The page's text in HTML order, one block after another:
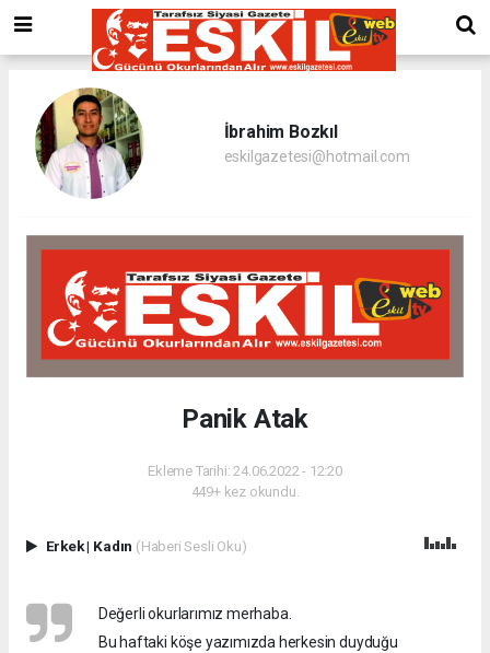
İbrahim Bozkıl
eskilgazetesi@hotmail.com
Panik Atak
Ekleme Tarihi: 24.06.2022 - 12:20
449+ kez okundu.
Erkek| Kadın (Haberi Sesli Oku)
Değerli okurlarımız merhaba.
Bu haftaki köşe yazımızda herkesin duyduğu